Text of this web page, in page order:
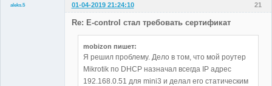
21
aleks.5
01-04-2019 21:24:10
Re: E-control стал требовать сертификат
mobizon пишет:
Я решил проблему. Дело в том, что мой роутер
Mikrotik по DHCP назначал всегда IP адрес
192.168.0.51 для mini3 и делал его статическим